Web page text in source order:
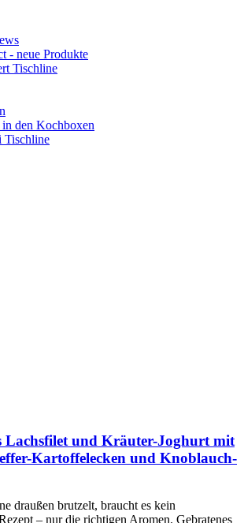
- neue Produkte
Tischline
in den Kochboxen
Tischline
Lachsfilet und Kräuter-Joghurt mit
Kartoffelecken und Knoblauch-
draußen brutzelt, braucht es kein
– nur die richtigen Aromen. Gebratenes